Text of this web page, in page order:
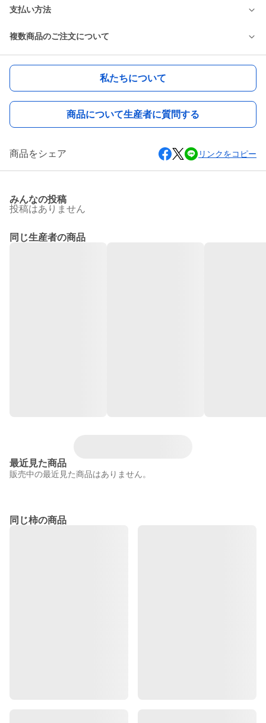
支払い方法
複数商品のご注文について
私たちについて
商品について生産者に質問する
商品をシェア リンクをコピー
みんなの投稿
投稿はありません
同じ生産者の商品
最近見た商品
販売中の最近見た商品はありません。
同じ柿の商品